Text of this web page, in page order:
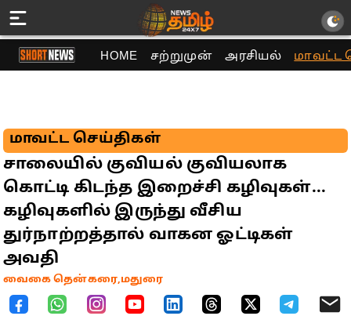
HOME சற்றுமுன் அரசியல் மாவட்ட
மாவட்ட செய்திகள்
சாலையில் குவியல் குவியலாக
கொட்டி கிடந்த இறைச்சி கழிவுகள்...
கழிவுகளில் இருந்து வீசிய
துர்நாற்றத்தால் வாகன ஓட்டிகள்
அவதி
வைகை தென்கரை,மதுரை